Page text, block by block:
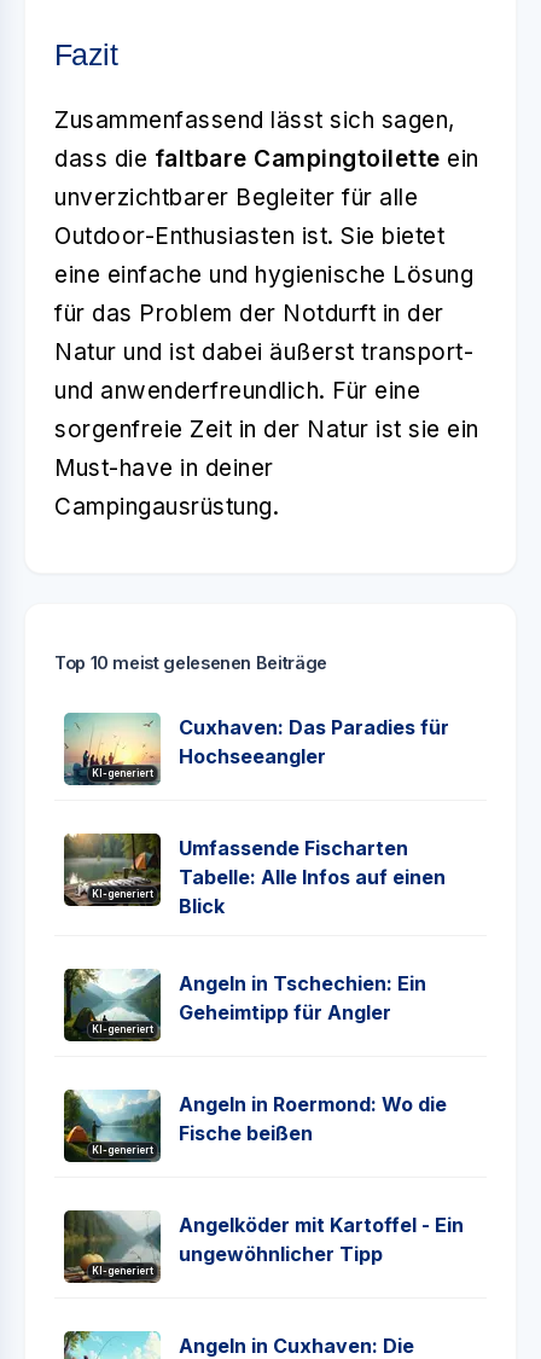
Fazit
Zusammenfassend lässt sich sagen,
dass die faltbare Campingtoilette ein
unverzichtbarer Begleiter für alle
Outdoor-Enthusiasten ist. Sie bietet
eine einfache und hygienische Lösung
für das Problem der Notdurft in der
Natur und ist dabei äußerst transport-
und anwenderfreundlich. Für eine
sorgenfreie Zeit in der Natur ist sie ein
Must-have in deiner
Campingausrüstung.
Top 10 meist gelesenen Beiträge
KI-generiert
Cuxhaven: Das Paradies für
Hochseeangler
KI-generiert
Umfassende Fischarten
Tabelle: Alle Infos auf einen
Blick
KI-generiert
Angeln in Tschechien: Ein
Geheimtipp für Angler
KI-generiert
Angeln in Roermond: Wo die
Fische beißen
KI-generiert
Angelköder mit Kartoffel - Ein
ungewöhnlicher Tipp
Angeln in Cuxhaven: Die